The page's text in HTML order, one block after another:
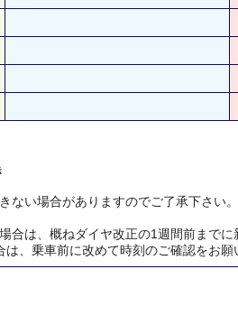
い場合がありますのでご了承下さい。
合は、概ねダイヤ改正の1週間前まで
、乗車前に改めて時刻のご確認をお願